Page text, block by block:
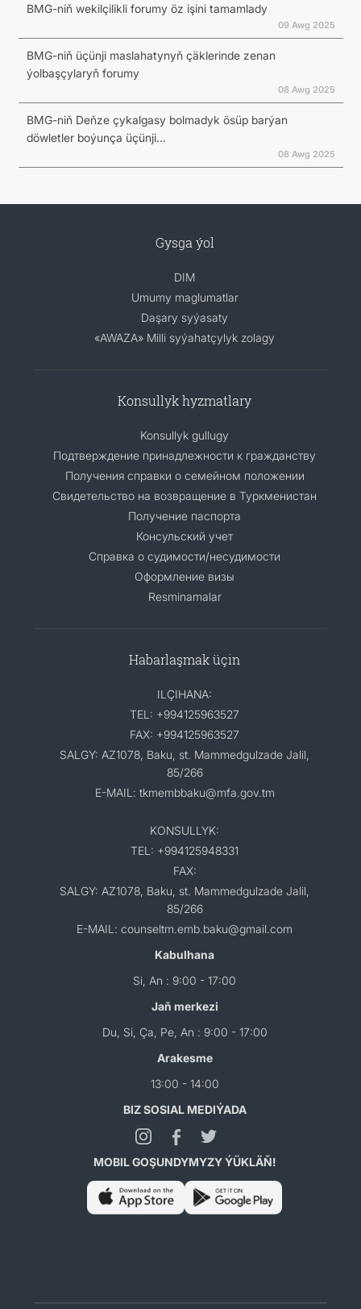
BMG-niň wekilçilikli forumy öz işini tamamlady
09 Awg 2025
BMG-niň üçünji maslahatynyň çäklerinde zenan
ýolbaşçylaryň forumy
08 Awg 2025
BMG-niň Deňze çykalgasy bolmadyk ösüp barýan
döwletler boýunça üçünji...
08 Awg 2025
Gysga ýol
DIM
Umumy maglumatlar
Daşary syýasaty
«AWAZA» Milli syýahatçylyk zolagy
Konsullyk hyzmatlary
Konsullyk gullugy
Подтверждение принадлежности к гражданству
Получения справки о семейном положении
Свидетельство на возвращение в Туркменистан
Получение паспорта
Консульский учет
Справка о судимости/несудимости
Оформление визы
Resminamalar
Habarlaşmak üçin
ILÇIHANA:
TEL: +994125963527
FAX: +994125963527
SALGY: AZ1078, Baku, st. Mammedgulzade Jalil,
85/266
E-MAIL: tkmembbaku@mfa.gov.tm
KONSULLYK:
TEL: +994125948331
FAX:
SALGY: AZ1078, Baku, st. Mammedgulzade Jalil,
85/266
E-MAIL: counseltm.emb.baku@gmail.com
Kabulhana
Si, An : 9:00 - 17:00
Jaň merkezi
Du, Si, Ça, Pe, An : 9:00 - 17:00
Arakesme
13:00 - 14:00
BIZ SOSIAL MEDIÝADA
MOBIL GOŞUNDYMYZY ÝÜKLÄŇ!